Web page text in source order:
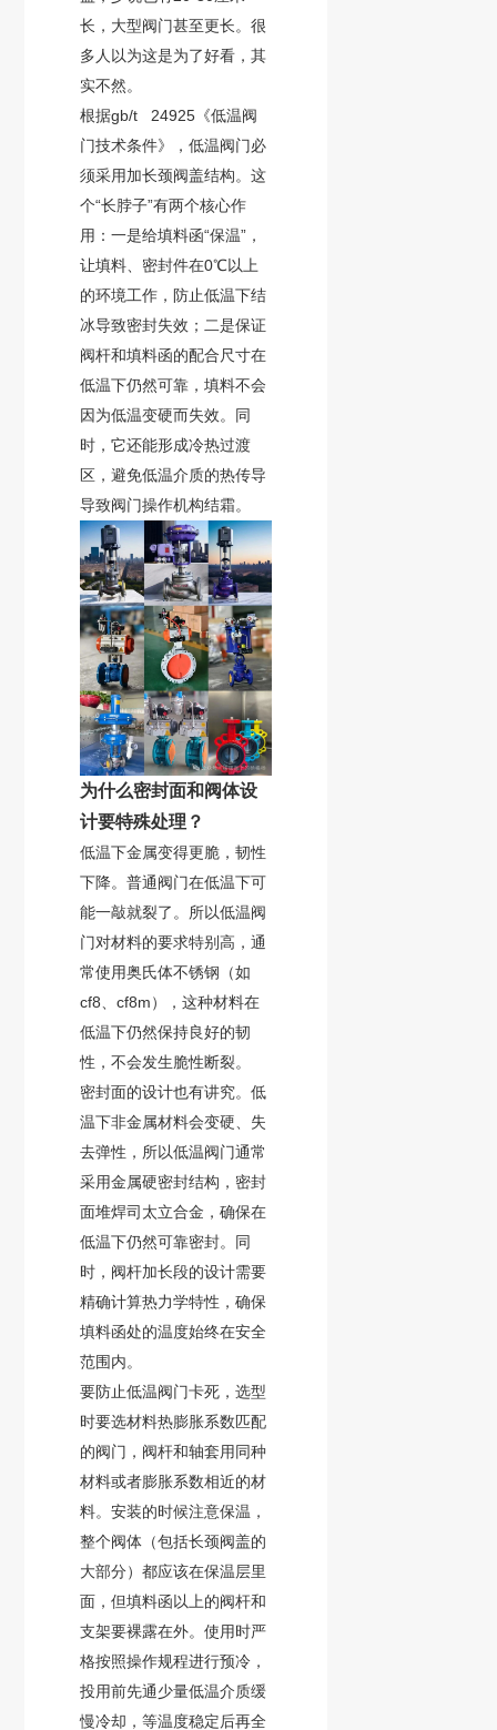
长，大型阀门甚至更长。很
多人以为这是为了好看，其
实不然。
根据gb/t 24925《低温阀
门技术条件》，低温阀门必
须采用加长颈阀盖结构。这
个“长脖子”有两个核心作
用：一是给填料函“保温”，
让填料、密封件在0℃以上
的环境工作，防止低温下结
冰导致密封失效；二是保证
阀杆和填料函的配合尺寸在
低温下仍然可靠，填料不会
因为低温变硬而失效。同
时，它还能形成冷热过渡
区，避免低温介质的热传导
导致阀门操作机构结霜。
为什么密封面和阀体设
计要特殊处理？
低温下金属变得更脆，韧性
下降。普通阀门在低温下可
能一敲就裂了。所以低温阀
门对材料的要求特别高，通
常使用奥氏体不锈钢 （如
cf8、cf8m），这种材料在
低温下仍然保持良好的韧
性，不会发生脆性断裂。
密封面的设计也有讲究。低
温下非金属材料会变硬、失
去弹性，所以低温阀门通常
采用金属硬密封结构，密封
面堆焊司太立合金，确保在
低温下仍然可靠密封。同
时，阀杆加长段的设计需要
精确计算热力学特性，确保
填料函处的温度始终在安全
范围内。
要防止低温阀门卡死，选型
时要选材料热膨胀系数匹配
的阀门，阀杆和轴套用同种
材料或者膨胀系数相近的材
料。安装的时候注意保温，
整个阀体（包括长颈阀盖的
大部分）都应该在保温层里
面，但填料函以上的阀杆和
支架要裸露在外。使用时严
格按照操作规程进行预冷，
投用前先通少量低温介质缓
慢冷却，等温度稳定后再全